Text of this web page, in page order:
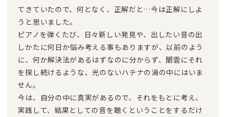
てきていたので、何となく、正解だと…今は正解にしよ
うと思いました。
ピアノを弾くたび、日々新しい発見や、出したい音の出
しかたに何日か悩み考える事もありますが、以前のよう
に、何か解決法があるはずなのに分からず、闇雲にそれ
を探し続けるような、光のないハテナの渦の中にはいま
せん。
今は、自分の中に真実があるので、それをもとに考え、
実践して、結果としての音を聴くということをするだけ